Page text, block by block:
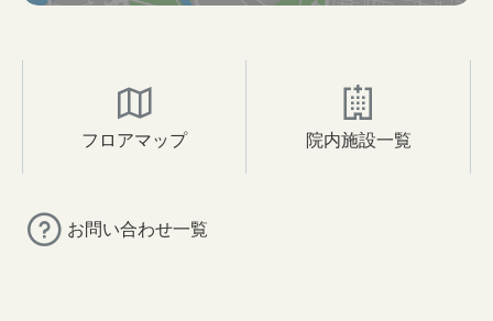
フロアマップ 院内施設一覧
お問い合わせ一覧